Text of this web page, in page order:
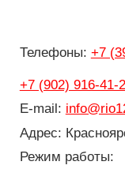
Телефоны: +7
+7 (902) 916-41-
E-mail:
Адрес:
Режим работы: